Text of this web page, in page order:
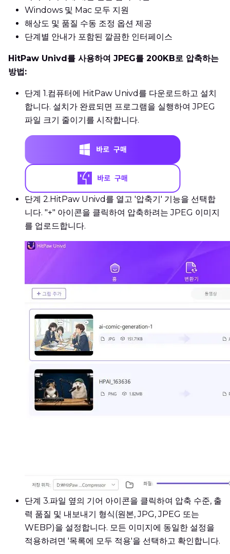
Windows 및 Mac 모두 지원
해상도 및 품질 수동 조정 옵션 제공
단계별 안내가 포함된 깔끔한 인터페이스
HitPaw Univd를 사용하여 JPEG를 200KB로 압축하는
방법:
단계 1.컴퓨터에 HitPaw Univd를 다운로드하고 설치
합니다. 설치가 완료되면 프로그램을 실행하여 JPEG
파일 크기 줄이기를 시작합니다.
단계 2. HitPaw Univd를 열고 '압축기' 기능을 선택합
니다. "+" 아이콘을 클릭하여 압축하려는 JPEG 이미지
를 업로드합니다.
단계 3.파일 옆의 기어 아이콘을 클릭하여 압축 수준, 출
력 품질 및 내보내기 형식(원본, JPG, JPEG 또는
WEBP)을 설정합니다. 모든 이미지에 동일한 설정을
적용하려면 '목록에 모두 적용'을 선택하고 확인합니다.